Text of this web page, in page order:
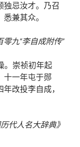
独忌汝才。乃召
兼其众。
九“李自成附传”
。崇祯初年起
十一年屯于郧
改投李自成，
代人名大辞典》